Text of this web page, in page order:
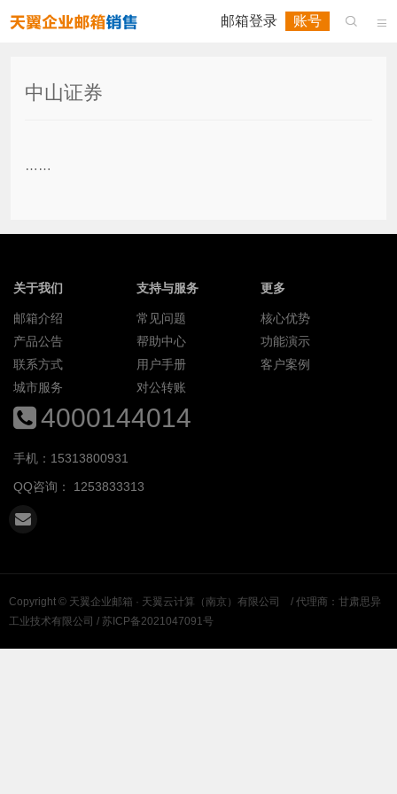

邮箱登录 账号 
中山证券
……
关于我们
邮箱介绍
产品公告
联系方式
城市服务
支持与服务
常见问题
帮助中心
用户手册
对公转账
更多
核心优势
功能演示
客户案例
4000144014
手机：15313800931
QQ咨询： 1253833313
Copyright © 天翼企业邮箱 · 天翼云计算（南京）有限公司
/ 代理商：甘肃思异
工业技术有限公司 / 苏ICP备2021047091号